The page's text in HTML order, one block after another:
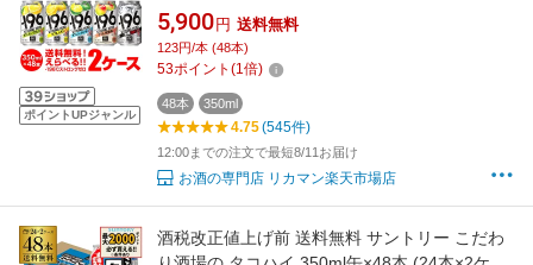
ポイントUPジャンル
同梱不可 サントリー -196 缶チューハイ 48本
(24本×2) 長S
5,900 円 送料無料
123円/本 (48本)
53ポイント (1倍)
48本 350ml
4.75(545件)
12:00までの注文で最短8/11お届け
お酒の専門店 リカマン楽天市場店
酒税改正値上げ前 送料無料 サントリー こだわ